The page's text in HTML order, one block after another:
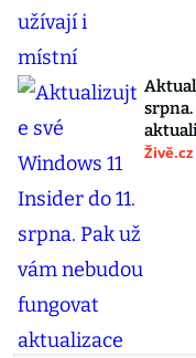
srpna.
Živě.cz